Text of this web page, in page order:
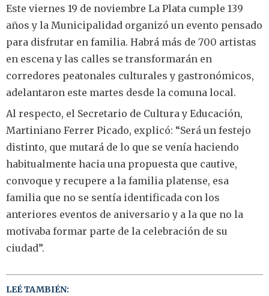
Este viernes 19 de noviembre La Plata cumple 139
años y la Municipalidad organizó un evento pensado
para disfrutar en familia. Habrá más de 700 artistas
en escena y las calles se transformarán en
corredores peatonales culturales y gastronómicos,
adelantaron este martes desde la comuna local.
Al respecto, el Secretario de Cultura y Educación,
Martiniano Ferrer Picado, explicó: “Será un festejo
distinto, que mutará de lo que se venía haciendo
habitualmente hacia una propuesta que cautive,
convoque y recupere a la familia platense, esa
familia que no se sentía identificada con los
anteriores eventos de aniversario y a la que no la
motivaba formar parte de la celebración de su
ciudad”.
LEÉ TAMBIÉN: